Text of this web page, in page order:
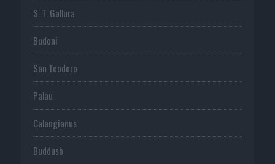
S. T. Gallura
Budoni
San Teodoro
Palau
Calangianus
Buddusò